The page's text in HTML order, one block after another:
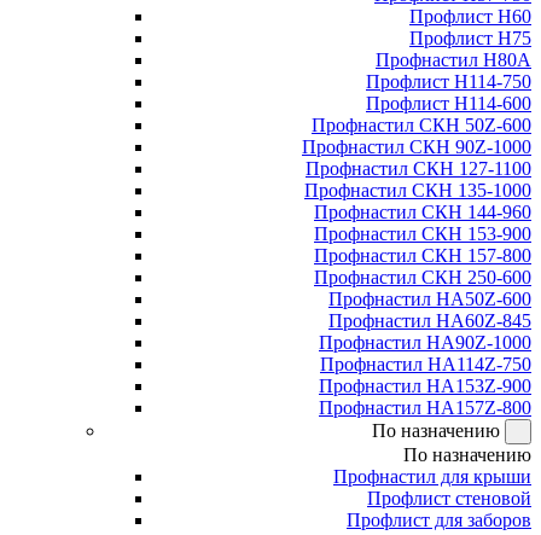
Профлист Н60
Профлист Н75
Профнастил Н80А
Профлист Н114-750
Профлист Н114-600
Профнастил СКН 50Z-600
Профнастил СКН 90Z-1000
Профнастил СКН 127-1100
Профнастил СКН 135-1000
Профнастил СКН 144-960
Профнастил СКН 153-900
Профнастил СКН 157-800
Профнастил СКН 250-600
Профнастил НА50Z-600
Профнастил НА60Z-845
Профнастил НА90Z-1000
Профнастил НА114Z-750
Профнастил НА153Z-900
Профнастил НА157Z-800
По назначению
По назначению
Профнастил для крыши
Профлист стеновой
Профлист для заборов